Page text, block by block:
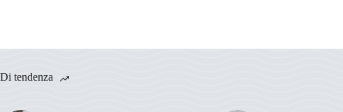
Di tendenza